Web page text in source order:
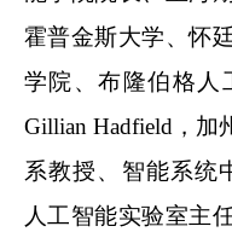
霍普金斯大学、怀
学院、布隆伯格人
Gillian Hadfield，加
系教授、智能系统
人工智能实验室主